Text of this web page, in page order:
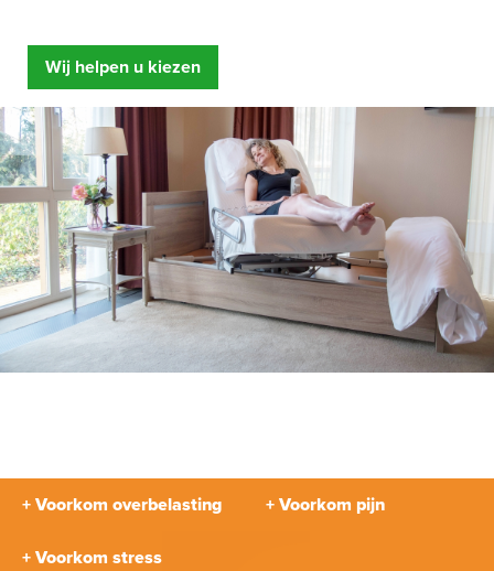
Wij helpen u kiezen
+ Voorkom overbelasting + Voorkom pijn
+ Voorkom stress